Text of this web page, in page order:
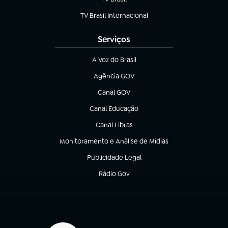
(abre em nova aba)
TV Brasil Internacional
(abre em nova aba)
Serviços
A Voz do Brasil
(abre em nova aba)
Agência GOV
(abre em nova aba)
Canal GOV
(abre em nova aba)
Canal Educação
(abre em nova aba)
Canal Libras
(abre em nova aba)
Monitoramento e Análise de Mídias
(abre em nova aba)
Publicidade Legal
(abre em nova aba)
Rádio Gov
(abre em nova aba)